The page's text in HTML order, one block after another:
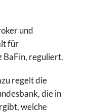
und
für
BaFin, reguliert.
regelt die
die in
welche